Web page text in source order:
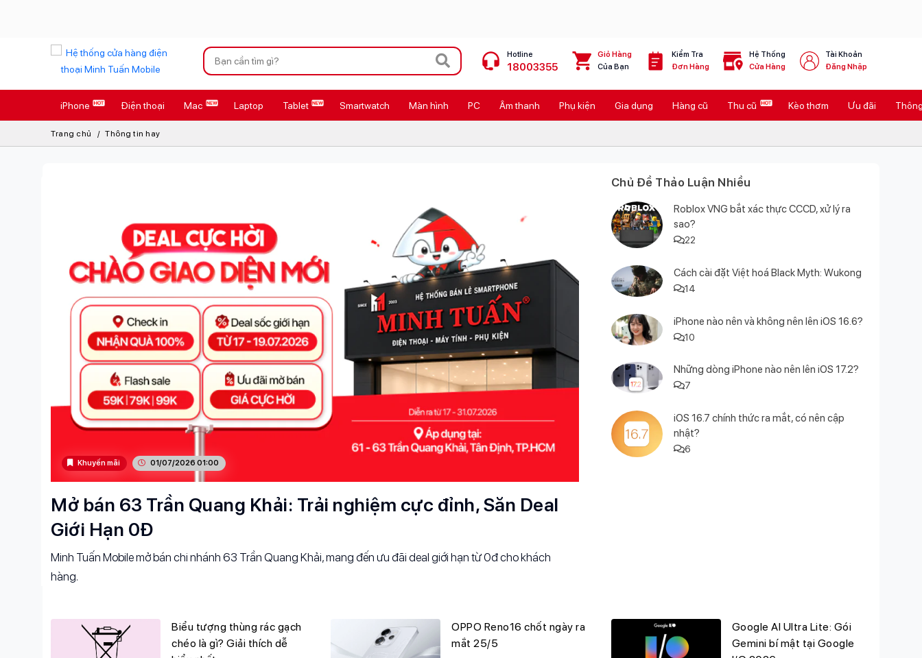
Xu hướng tìm kiếm
iPhone 17 Pro Max
AirTag 2 Mới Galaxy Z8 Series
Osmo Pocket 4 Ốp lưng Apple
Loa Marshall Cốc sạc Apple
Hotline
18003355
Giỏ Hàng
Của Bạn
Kiểm Tra
Đơn Hàng
Hệ Thống
Cửa Hàng
Tài Khoản
Đăng Nhập
iPhone Điện thoại Mac Laptop Tablet Smartwatch Màn hình PC Âm thanh Phụ kiện Gia dụng Hàng cũ Thu cũ Kèo thơm Ưu đãi
Trang chủ Thông tin hay
Khuyến mãi 01/07/2026 01:00
Mở bán 63 Trần Quang Khải: Trải nghiệm cực đỉnh, Săn Deal
Giới Hạn 0Đ
Minh Tuấn Mobile mở bán chi nhánh 63 Trần Quang Khải, mang đến ưu đãi deal giới hạn từ 0đ cho khách
hàng.
Chủ Đề Thảo Luận Nhiều
Roblox VNG bắt xác thực CCCD, xử lý ra
sao?
22
Cách cài đặt Việt hoá Black Myth: Wukong
14
iPhone nào nên và không nên lên iOS 16.6?
10
Những dòng iPhone nào nên lên iOS 17.2?
7
iOS 16.7 chính thức ra mắt, có nên cập
nhật?
6
Biểu tượng thùng rác gạch
chéo là gì? Giải thích dễ
OPPO Reno16 chốt ngày ra
mắt 25/5
Google AI Ultra Lite: Gói
Gemini bí mật tại Google